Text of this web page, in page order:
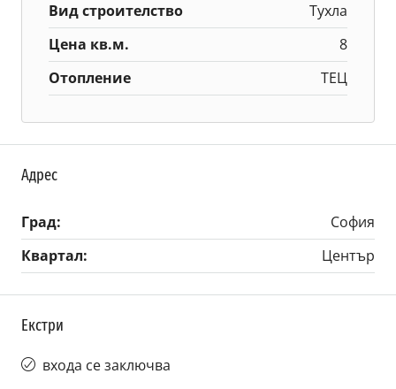
Вид строителство
Тухла
Цена кв.м.
8
Отопление
ТЕЦ
Адрес
Град:
София
Квартал:
Център
Екстри
входа се заключва